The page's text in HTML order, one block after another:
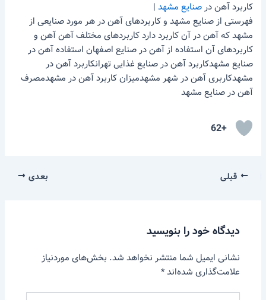
کاربرد آهن درصنایع مشهد |
فهرستی از صنایع مشهد و کاربردهای آهن در هر مورد صنایعی از
مشهد که آهن در آن کاربرد دارد کاربردهای مختلف آهن آهن و
کاربردهای آن استفاده از آهن در صنایع اصفهان استفاده آهن در
صنایع مشهدکاربرد آهن در صنایع غذایی تهرانکاربرد آهن در
مشهدکاربری آهن در شهر مشهدمیزان کاربرد آهن در مشهدمصرف
آهن در صنایع مشهد
+62
قبلی بعدی
دیدگاه‌ خود را بنویسید
نشانی ایمیل شما منتشر نخواهد شد. بخش‌های موردنیاز
علامت‌گذاری شده‌اند*